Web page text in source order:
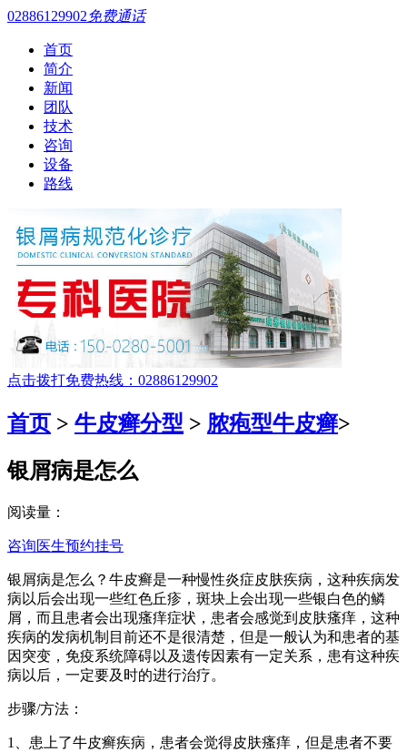
02886129902免费通话
首页
简介
新闻
团队
技术
咨询
设备
路线
点击拨打免费热线：02886129902
首页 > 牛皮癣分型 > 脓疱型牛皮癣>
银屑病是怎么
阅读量：
咨询医生预约挂号
银屑病是怎么？牛皮癣是一种慢性炎症皮肤疾病，这种疾病发
病以后会出现一些红色丘疹，斑块上会出现一些银白色的鳞
屑，而且患者会出现瘙痒症状，患者会感觉到皮肤瘙痒，这种
疾病的发病机制目前还不是很清楚，但是一般认为和患者的基
因突变，免疫系统障碍以及遗传因素有一定关系，患有这种疾
病以后，一定要及时的进行治疗。
步骤/方法：
1、患上了牛皮癣疾病，患者会觉得皮肤瘙痒，但是患者不要